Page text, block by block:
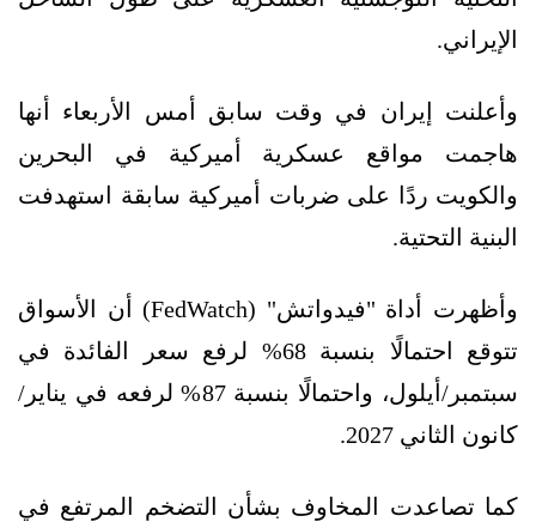
الإيراني.
وأعلنت إيران في وقت سابق أمس الأربعاء أنها
هاجمت مواقع عسكرية أميركية في البحرين
والكويت ردًا على ضربات أميركية سابقة استهدفت
البنية التحتية.
وأظهرت أداة "فيدواتش" (FedWatch) أن الأسواق
تتوقع احتمالًا بنسبة 68% لرفع سعر الفائدة في
سبتمبر/أيلول، واحتمالًا بنسبة 87% لرفعه في يناير/
كانون الثاني 2027.
كما تصاعدت المخاوف بشأن التضخم المرتفع في